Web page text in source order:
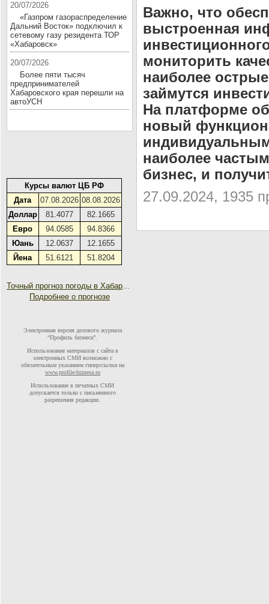
Важно, что
выстроенная
мониторить
наиболее
займутся
На платформе
новый
наиболее
бизнес, и
27.09.2024, 1935
20/07/2026
«Газпром газораспределение
Дальний Восток» подключил к
сетевому газу резидента ТОР
«Хабаровск»
20/07/2026
Более пяти тысяч
предпринимателей
Хабаровского края перешли на
автоУСН
Курсы валют ЦБ РФ
Дата
07.08.2026 08.08.2026
Доллар
81.4077
82.1665
Евро
94.0585
94.8366
Юань
12.0637
12.1655
Йена
51.6121 51.8204
Точный прогноз погоды в Хабаровске на 30 дней
Подробнее о прогнозе
Электронная версия делового журнала
“Профиль бизнеса”.
Использование материалов с сайта в
электронных СМИ возможно с
обязательным указанием гиперссылки на
www.profile-biznesa.ru
Использование в печатных СМИ
допускается только с письменного
разрешения редакции.